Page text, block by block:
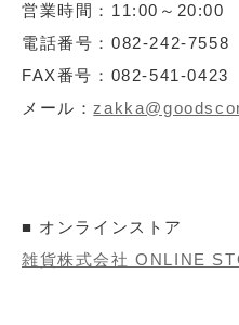
営業時間：11:00～20:00
電話番号：082-242-7558
FAX番号：082-541-0423
メール：
■ オンラインストア
雑貨株式会社 ONLINE